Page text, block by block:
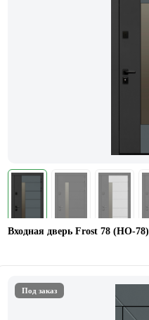
Входная дверь Frost 78 (НО-78)
Под заказ